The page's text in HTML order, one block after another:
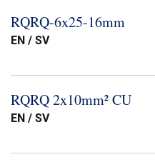
RQRQ-​6x25-​16mm
EN / SV
RQRQ 2x10mm² CU
EN / SV